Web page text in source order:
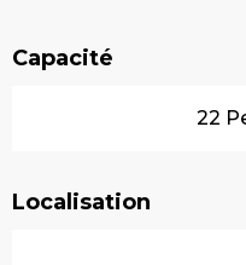
Capacité
22
Localisation